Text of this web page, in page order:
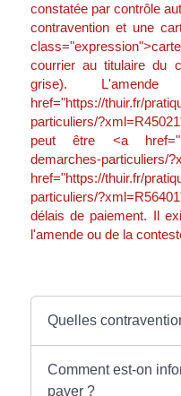
constatée par contrôle
contravention et une
courrier au titulaire du
grise).
href="https://thuir.fr/
particuliers/
peut être <a
demarches-particuliers/
href="https://thuir.fr/
particuliers/
délais de paiement. Il
l'amende ou de la
Quelles
Comment est-on
payer ?